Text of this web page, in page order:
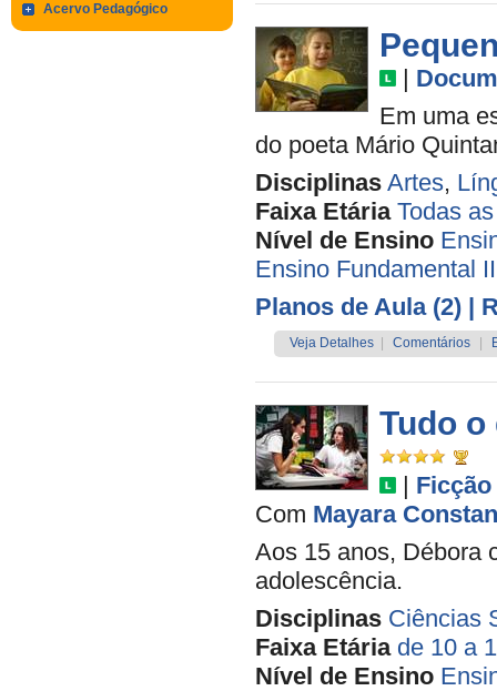
Acervo Pedagógico
|
Em uma
do poeta Mário
Disciplinas Artes,
Faixa Etária Todas
Nível de Ensino
Ensino Fundamental II
Planos de Aula (2) |
Veja Detalhes Comentários
Tudo
| Ficção
Com Mayara
Aos 15 anos, Débora
adolescência.
Disciplinas Ciências
Faixa Etária de 10 a
Nível de Ensino